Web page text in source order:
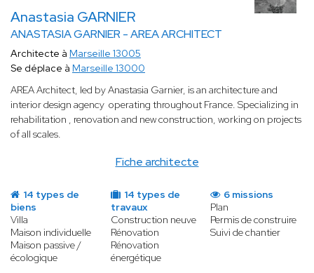
Anastasia GARNIER
ANASTASIA GARNIER - AREA ARCHITECT
Fiche architecte
Architecte à Marseille 13005
Se déplace à Marseille 13000
AREA Architect, led by Anastasia Garnier, is an architecture and
interior design agency operating throughout France. Specializing in
rehabilitation , renovation and new construction, working on projects
of all scales.
14 types de
biens
Villa
Maison individuelle
Maison passive /
écologique
14 types de
travaux
Construction neuve
Rénovation
Rénovation
énergétique
6 missions
Plan
Permis de construire
Suivi de chantier